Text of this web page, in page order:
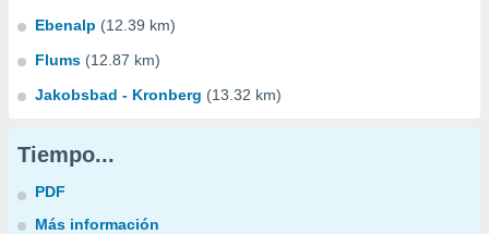
Ebenalp (12.39 km)
Flums (12.87 km)
Jakobsbad - Kronberg (13.32 km)
Tiempo...
PDF
Más información